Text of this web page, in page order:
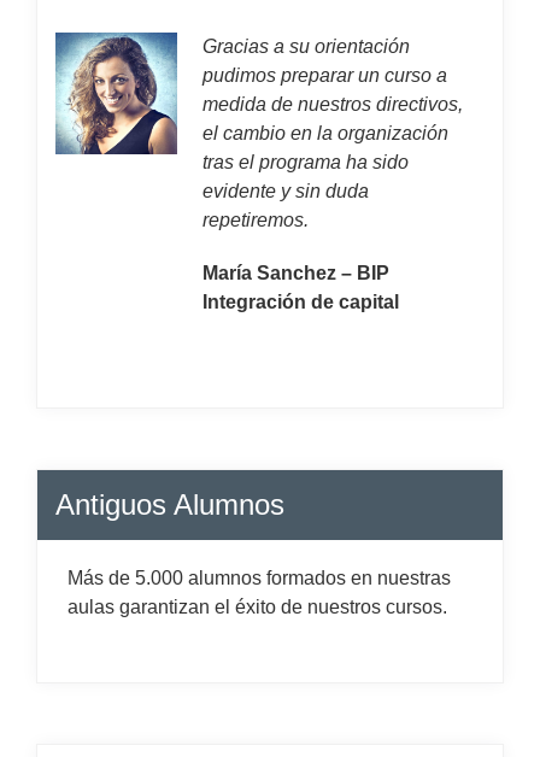
Gracias a su orientación
pudimos preparar un curso a
medida de nuestros directivos,
el cambio en la organización
tras el programa ha sido
evidente y sin duda
repetiremos.
María Sanchez – BIP
Integración de capital
Antiguos Alumnos
Más de 5.000 alumnos formados en nuestras
aulas garantizan el éxito de nuestros cursos.